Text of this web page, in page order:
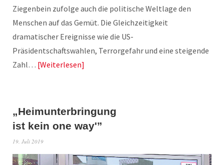
Ziegenbein zufolge auch die politische Weltlage den
Menschen auf das Gemüt. Die Gleichzeitigkeit
dramatischer Ereignisse wie die US-
Präsidentschaftswahlen, Terrorgefahr und eine steigende
Zahl… Weiterlesen
„Heimunterbringung
ist kein one way'”
19. Juli 2019